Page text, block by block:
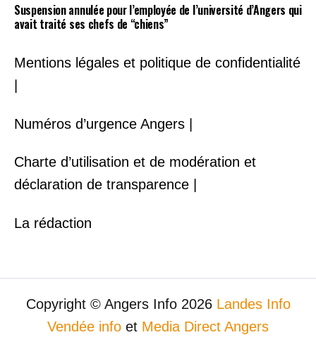
Suspension annulée pour l’employée de l’université d’Angers qui
avait traité ses chefs de “chiens”
Mentions légales et politique de confidentialité
Numéros d’urgence Angers |
Charte d’utilisation et de modération et
déclaration de transparence |
La rédaction
Copyright © Angers Info 2026 Landes Info
Vendée info et Media Direct Angers